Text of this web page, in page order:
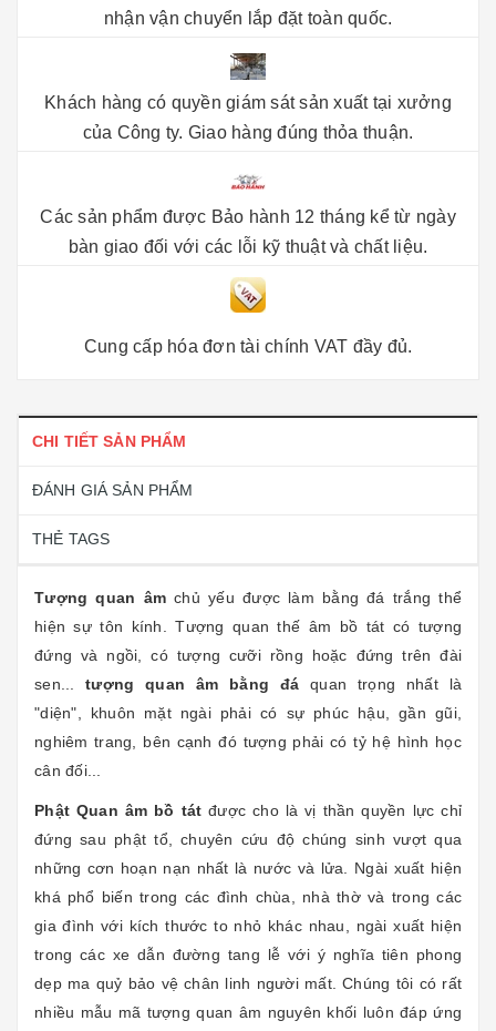
nhận vận chuyển lắp đặt toàn quốc.
Khách hàng có quyền giám sát sản xuất tại xưởng
của Công ty. Giao hàng đúng thỏa thuận.
Các sản phẩm được Bảo hành 12 tháng kể từ ngày
bàn giao đối với các lỗi kỹ thuật và chất liệu.
Cung cấp hóa đơn tài chính VAT đầy đủ.
CHI TIẾT SẢN PHẨM
ĐÁNH GIÁ SẢN PHẨM
THẺ TAGS
Tượng quan âm chủ yếu được làm bằng đá trắng thể
hiện sự tôn kính. Tượng quan thế âm bồ tát có tượng
đứng và ngồi, có tượng cưỡi rồng hoặc đứng trên đài
sen...
tượng quan âm bằng đá
quan trọng nhất là
"diện", khuôn mặt ngài phải có sự phúc hậu, gần gũi,
nghiêm trang, bên cạnh đó tượng phải có tỷ hệ hình học
cân đối...
Phật Quan âm bồ tát được cho là vị thần quyền lực chỉ
đứng sau phật tổ, chuyên cứu độ chúng sinh vượt qua
những cơn hoạn nạn nhất là nước và lửa. Ngài xuất hiện
khá phổ biến trong các đình chùa, nhà thờ và trong các
gia đình với kích thước to nhỏ khác nhau, ngài xuất hiện
trong các xe dẫn đường tang lễ với ý nghĩa tiên phong
dẹp ma quỷ bảo vệ chân linh người mất. Chúng tôi có rất
nhiều mẫu mã tượng quan âm nguyên khối luôn đáp ứng